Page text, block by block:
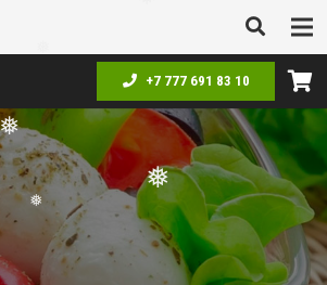
❅
❅
❅
❅
+7 777 691 83 10